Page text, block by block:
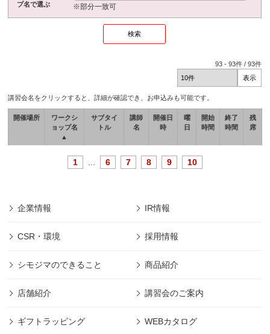
プ名で選ぶ
※部分一致可
93 -93件 /93件
講習会名をクリックすると、詳細が確認でき、お申込みも可能です。
開催場所
ワークシ
ョップ名
▲
サブタイ
トル
講師
名
開催日
時
曜
日
開始
時間
終了
時間
残
席
1 6 7 8 9 10
企業情報 IR情報
CSR・環境 採用情報
シモジマのできること 商品紹介
店舗紹介 講習会のご案内
ギフトラッピング WEBカタログ